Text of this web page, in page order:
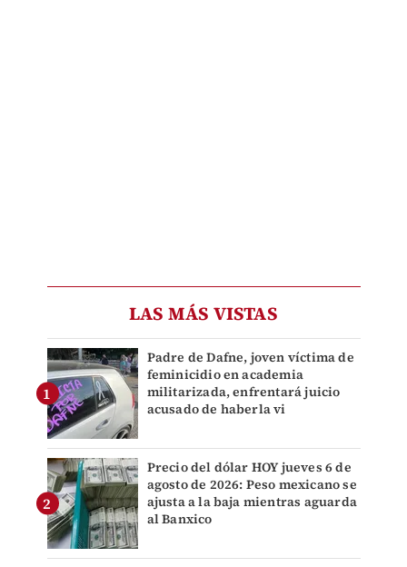
LAS MÁS VISTAS
Padre de Dafne, joven víctima de
feminicidio en academia
militarizada, enfrentará juicio
acusado de haberla vi
Precio del dólar HOY jueves 6 de
agosto de 2026: Peso mexicano se
ajusta a la baja mientras aguarda
al Banxico